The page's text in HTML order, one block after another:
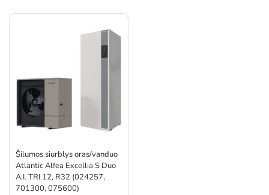
Šilumos siurblys oras/vanduo
Atlantic Alfea Excellia S Duo
A.I. TRI 12, R32 (024257,
701300, 075600)